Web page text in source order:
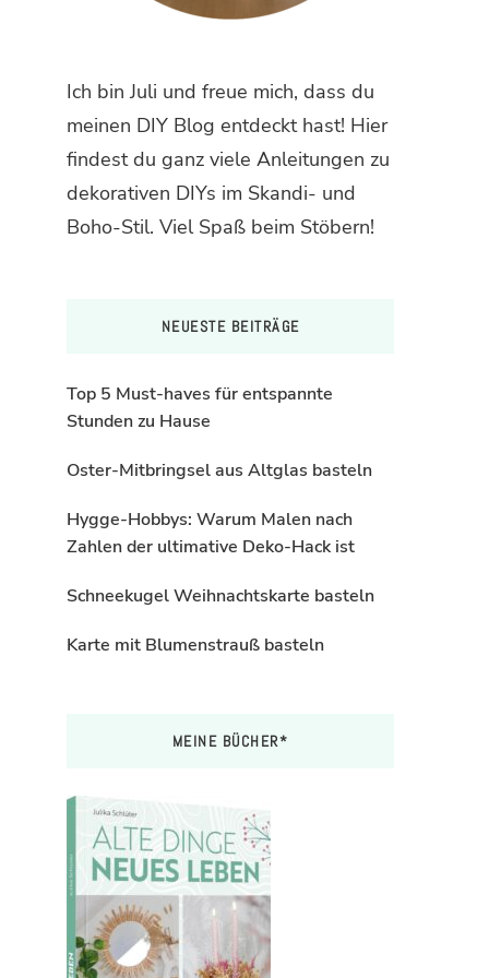
Ich bin Juli und freue mich, dass du
meinen DIY Blog entdeckt hast! Hier
findest du ganz viele Anleitungen zu
dekorativen DIYs im Skandi- und
Boho-Stil. Viel Spaß beim Stöbern!
NEUESTE BEITRÄGE
Top 5 Must-haves für entspannte
Stunden zu Hause
Oster-Mitbringsel aus Altglas basteln
Hygge-Hobbys: Warum Malen nach
Zahlen der ultimative Deko-Hack ist
Schneekugel Weihnachtskarte basteln
Karte mit Blumenstrauß basteln
MEINE BÜCHER*